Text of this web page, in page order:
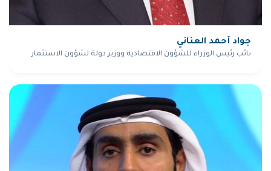
جواد أحمد العناني
نائب رئيس الوزراء للشؤون الاقتصادية ووزير دولة لشؤون الاستثمار